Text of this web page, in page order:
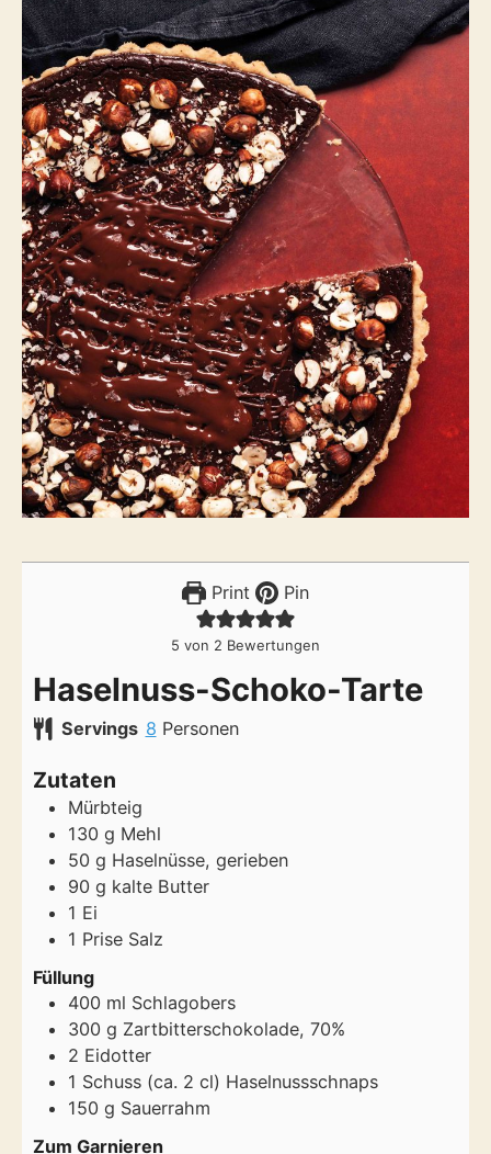
Print Pin
5 von 2 Bewertungen
Haselnuss-Schoko-Tarte
Servings 8 Personen
Zutaten
Mürbteig
130 g Mehl
50 g Haselnüsse, gerieben
90 g kalte Butter
1 Ei
1 Prise Salz
Füllung
400 ml Schlagobers
300 g Zartbitterschokolade, 70%
2 Eidotter
1 Schuss (ca. 2 cl) Haselnussschnaps
150 g Sauerrahm
Zum Garnieren